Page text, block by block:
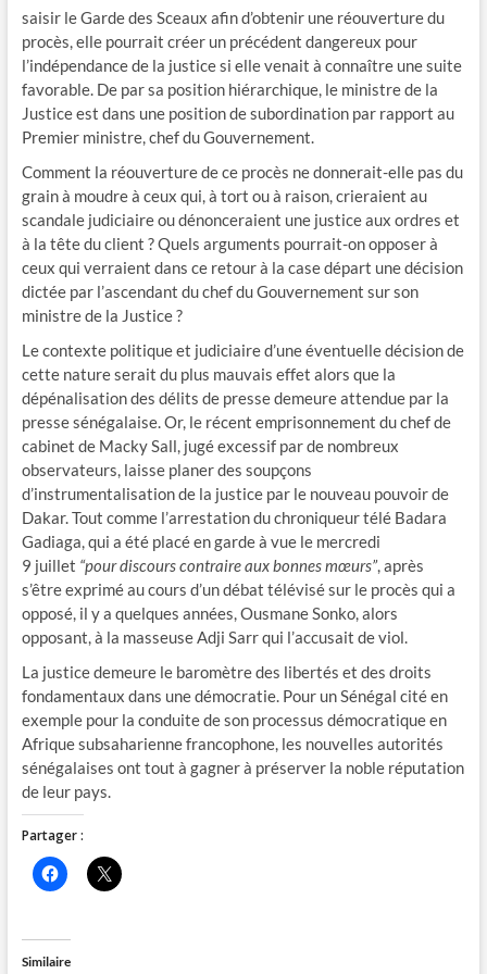
saisir le Garde des Sceaux afin d’obtenir une réouverture du
procès, elle pourrait créer un précédent dangereux pour
l’indépendance de la justice si elle venait à connaître une suite
favorable. De par sa position hiérarchique, le ​ministre de la
Justice est dans une position de subordination par rapport au
Premier ​ministre, ​chef du Gouvernement.
Comment la réouverture de ce procès ne donnerait-elle pas du
grain à moudre à ceux qui, à tort ou à raison, crieraient au
scandale judiciaire ou dénonceraient une justice aux ordres et
à la tête du client ? Quels arguments pourrait-on opposer à
ceux qui verraient dans ce retour à la case départ une décision
dictée par l’ascendant du ​chef du Gouvernement sur son
ministre de la Justice ?
Le contexte politique et judiciaire d’une éventuelle décision de
cette nature serait du plus mauvais effet alors que la
dépénalisation des délits de presse demeure attendue par la
presse sénégalaise. Or, le récent emprisonnement du ​chef de
cabinet de Macky Sall, jugé excessif par de nombreux
observateurs, laisse planer des soupçons
d’instrumentalisation de la justice par le nouveau pouvoir de
Dakar.​ Tout comme l’arrestation ​du chroniqueur télé ​Badara
Gadiaga, ​qui a été placé en garde à vue ​le mercredi
9 juillet “pour discours contraire aux bonnes mœurs”, après
s’être exprimé au cours d’un débat télévisé sur le procès qui a
opposé, il y a quelques années, Ousmane Sonko, alors
opposant, à la masseuse Adji Sarr qui l’accusait de viol.
La justice demeure le baromètre des libertés et des droits
fondamentaux dans une démocratie. Pour un Sénégal cité en
exemple pour la conduite de son processus démocratique en
Afrique subsaharienne francophone, les nouvelles autorités
sénégalaises ont tout à gagner à préserver la noble réputation
de leur pays.
Partager :
C
l
e
z
p
C
l
Similaire